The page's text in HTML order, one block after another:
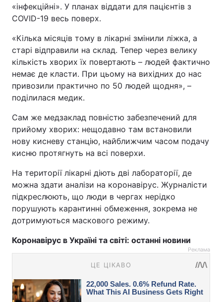
«інфекційні». У планах віддати для пацієнтів з
COVID-19 весь поверх.
«Кілька місяців тому в лікарні змінили ліжка, а
старі відправили на склад. Тепер через велику
кількість хворих їх повертають – людей фактично
немає де класти. При цьому на вихідних до нас
привозили практично по 50 людей щодня», –
поділилася медик.
Сам же медзаклад повністю забезпечений для
прийому хворих: нещодавно там встановили
нову кисневу станцію, найближчим часом подачу
кисню протягнуть на всі поверхи.
На території лікарні діють дві лабораторії, де
можна здати аналізи на коронавірус. Журналісти
підкреслюють, що люди в чергах нерідко
порушують карантинні обмеження, зокрема не
дотримуються маскового режиму.
Коронавірус в Україні та світі: останні новини
Реклама